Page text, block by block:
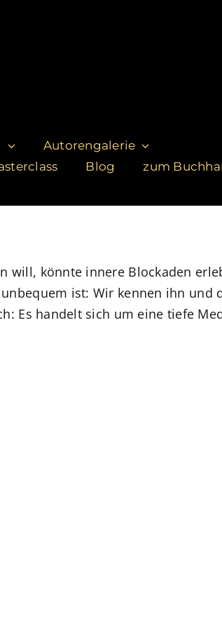
Autorengalerie
Blog
zum
will, könnte innere Blockaden
ist: Wir kennen ihn und
Es handelt sich um eine tiefe